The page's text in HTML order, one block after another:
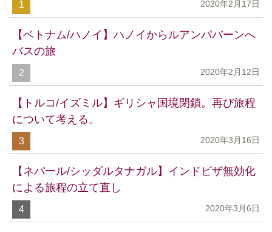
1 2020年2月17日
【ベトナム/ハノイ】ハノイからルアンパバーンへ
バスの旅
2 2020年2月12日
【トルコ/イズミル】ギリシャ国境閉鎖。再び旅程
について考える。
3 2020年3月16日
【ネパール/シッダルタナガル】インドビザ無効化
による旅程の立て直し
4 2020年3月6日